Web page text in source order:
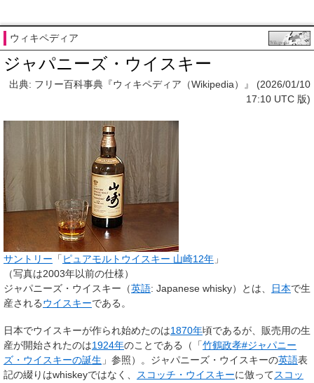
ウィキペディア
ジャパニーズ・ウイスキー
出典: フリー百科事典『ウィキペディア（Wikipedia）』 (2026/01/10
17:10 UTC 版)
サントリー 「ピュアモルトウイスキー 山崎12年 」
（写真は2003年以前の仕様）
ジャパニーズ・ウイスキー （英語: Japanese whisky）とは、 日本で生
産されるウイスキーである。
日本でウイスキーが作られ始めたのは1870年頃であるが、販売用の生
産が開始されたのは1924年のことである（「竹鶴政孝#ジャパニー
ズ・ウイスキーの誕生 」参照）。ジャパニーズ・ウイスキーの英語表
記の綴りはwhiskeyではなく、 スコッチ・ウイスキーに倣ってスコッ